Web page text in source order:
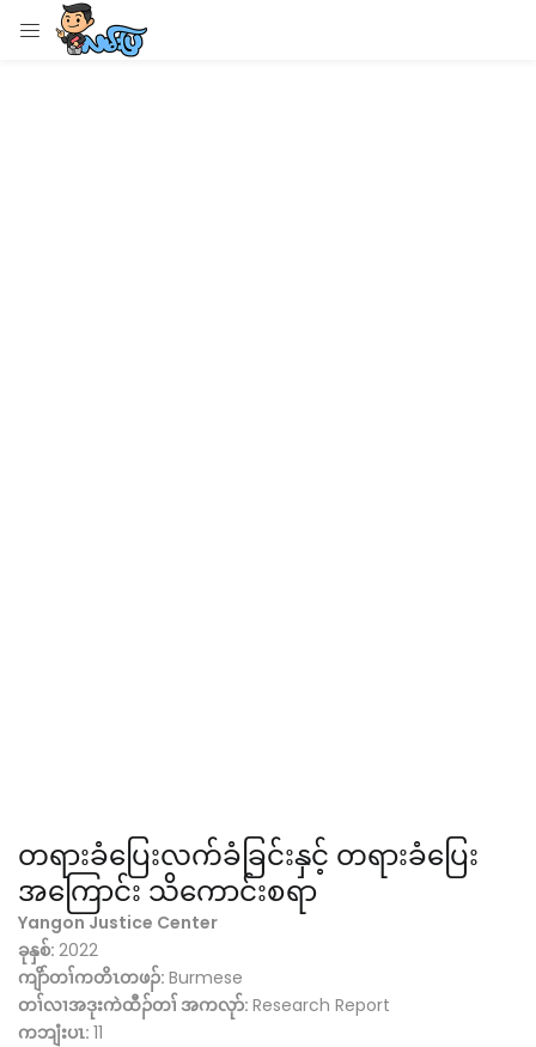
တရားခံပြေးလက်ခံခြင်းနှင့် တရားခံပြေး
အကြောင်း သိကောင်းစရာ
Yangon Justice Center
ခုနှစ်: 2022
ကျိာ်တၢ်ကတိၤတဖၣ်: Burmese
တၢ်လၢအဒုးကဲထီၣ်တၢ် အကလုာ်: Research Report
ကဘျံးပၤ: 11
LOGIN